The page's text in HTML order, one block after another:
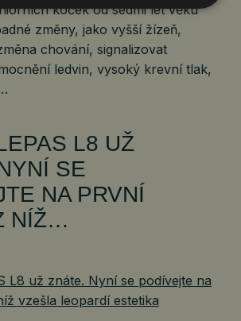
koček od sedmi let věku
změny, jako vyšší žízeň,
chování, signalizovat
ledvin, vysoký krevní tlak,
L8 UŽ
SE
NA PRVNÍ
NÍŽ…